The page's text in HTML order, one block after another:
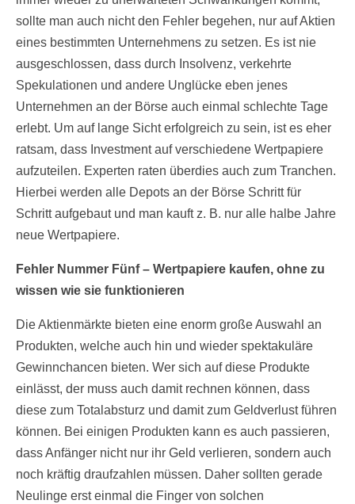
sollte man auch nicht den Fehler begehen, nur auf Aktien
eines bestimmten Unternehmens zu setzen. Es ist nie
ausgeschlossen, dass durch Insolvenz, verkehrte
Spekulationen und andere Unglücke eben jenes
Unternehmen an der Börse auch einmal schlechte Tage
erlebt. Um auf lange Sicht erfolgreich zu sein, ist es eher
ratsam, dass Investment auf verschiedene Wertpapiere
aufzuteilen. Experten raten überdies auch zum Tranchen.
Hierbei werden alle Depots an der Börse Schritt für
Schritt aufgebaut und man kauft z. B. nur alle halbe Jahre
neue Wertpapiere.
Fehler Nummer Fünf – Wertpapiere kaufen, ohne zu
wissen wie sie funktionieren
Die Aktienmärkte bieten eine enorm große Auswahl an
Produkten, welche auch hin und wieder spektakuläre
Gewinnchancen bieten. Wer sich auf diese Produkte
einlässt, der muss auch damit rechnen können, dass
diese zum Totalabsturz und damit zum Geldverlust führen
können. Bei einigen Produkten kann es auch passieren,
dass Anfänger nicht nur ihr Geld verlieren, sondern auch
noch kräftig draufzahlen müssen. Daher sollten gerade
Neulinge erst einmal die Finger von solchen